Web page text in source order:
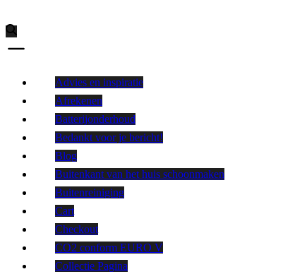
Advies en inspiratie
Afrekenen
Batterijonderhoud
Bedankt voor je bericht!
Blog
Buitenkant van het huis schoonmaken
Buitenreiniging
Cart
Checkout
CO2 conform EURO V
Collectie Pagina